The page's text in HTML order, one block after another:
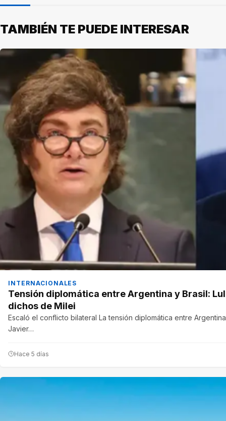
TAMBIÉN TE PUEDE INTERESAR
INTERNACIONALES
Tensión diplomática entre Argentina y Brasil:
dichos de Milei
Escaló el conflicto bilateral La tensión diplomática entre
Javier…
Hace 5 días